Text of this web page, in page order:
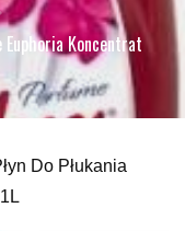
Euphoria Koncentrat
Do Płukania